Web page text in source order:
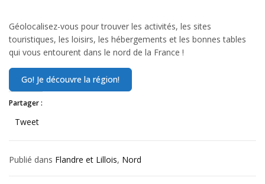
Géolocalisez-vous pour trouver les activités, les sites
touristiques, les loisirs, les hébergements et les bonnes tables
qui vous entourent dans le nord de la France !
Partager :
Tweet
Publié dans Flandre et Lillois, Nord